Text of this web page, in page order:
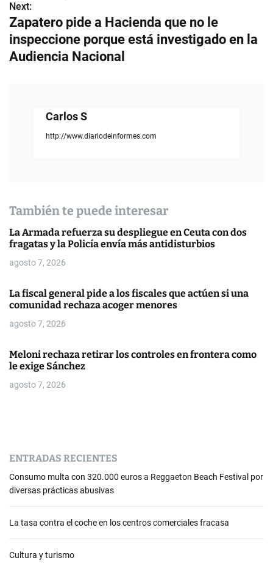
e
g
a
n
t
r
a
a
s
Next:
Zapatero pide a Hacienda que no le
inspeccione porque está investigado en la
Audiencia Nacional
Carlos S
http://www.diariodeinformes.com
También te puede interesar
La Armada refuerza su despliegue en Ceuta con dos
fragatas y la Policía envía más antidisturbios
agosto 7, 2026
La fiscal general pide a los fiscales que actúen si una
comunidad rechaza acoger menores
agosto 7, 2026
Meloni rechaza retirar los controles en frontera como
le exige Sánchez
agosto 7, 2026
ENTRADAS RECIENTES
Consumo multa con 320.000 euros a Reggaeton Beach Festival por
diversas prácticas abusivas
La tasa contra el coche en los centros comerciales fracasa
Cultura y turismo